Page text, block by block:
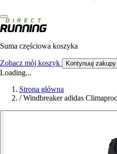
Suma częściowa koszyka
Zobacz mój koszyk Kontynuuj zakupy
Loading...
Strona główna
/ Windbreaker adidas